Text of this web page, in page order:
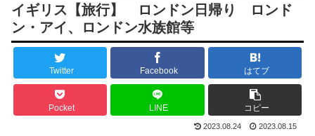
イギリス【旅行】 ロンドン日帰り ロンド
ン・アイ、ロンドン水族館等
Twitter Facebook はてブ
Pocket LINE コピー
2023.08.24 2023.08.15